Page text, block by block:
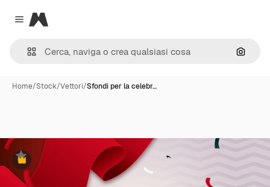
Close menu
Magnific
Cerca
Home/Stock/Vettori/Sfondi per la celebr…
Premium